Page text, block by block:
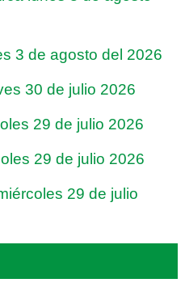
3 de agosto del 2026
30 de julio 2026
29 de julio 2026
29 de julio 2026
29 de julio